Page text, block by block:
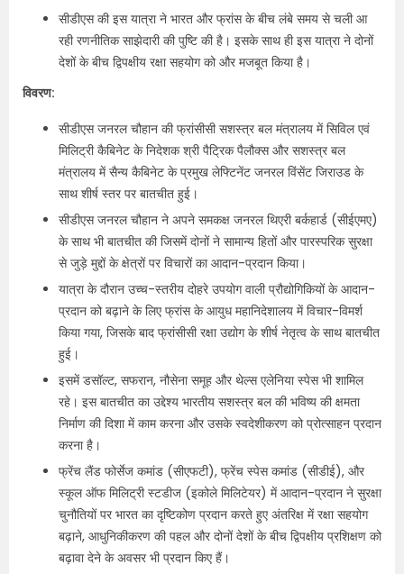
सीडीएस की इस यात्रा ने भारत और फ्रांस के बीच लंबे समय से चली आ
रही रणनीतिक साझेदारी की पुष्टि की है। इसके साथ ही इस यात्रा ने दोनों
देशों के बीच द्विपक्षीय रक्षा सहयोग को और मजबूत किया है।
विवरण:
सीडीएस जनरल चौहान की फ्रांसीसी सशस्त्र बल मंत्रालय में सिविल एवं
मिलिट्री कैबिनेट के निदेशक श्री पैट्रिक पैलौक्स और सशस्त्र बल
मंत्रालय में सैन्य कैबिनेट के प्रमुख लेफ्टिनेंट जनरल विंसेंट जिराउड के
साथ शीर्ष स्तर पर बातचीत हुई।
सीडीएस जनरल चौहान ने अपने समकक्ष जनरल थिएरी बर्कहार्ड (सीईएमए)
के साथ भी बातचीत की जिसमें दोनों ने सामान्य हितों और पारस्परिक सुरक्षा
से जुड़े मुद्दों के क्षेत्रों पर विचारों का आदान-प्रदान किया।
यात्रा के दौरान उच्च-स्तरीय दोहरे उपयोग वाली प्रौद्योगिकियों के आदान-
प्रदान को बढ़ाने के लिए फ्रांस के आयुध महानिदेशालय में विचार-विमर्श
किया गया, जिसके बाद फ्रांसीसी रक्षा उद्योग के शीर्ष नेतृत्व के साथ बातचीत
हुई।
इसमें डसॉल्ट, सफरान, नौसेना समूह और थेल्स एलेनिया स्पेस भी शामिल
रहे। इस बातचीत का उद्देश्य भारतीय सशस्त्र बल की भविष्य की क्षमता
निर्माण की दिशा में काम करना और उसके स्वदेशीकरण को प्रोत्साहन प्रदान
करना है।
फ्रेंच लैंड फोर्सेज कमांड (सीएफटी), फ्रेंच स्पेस कमांड (सीडीई), और
स्कूल ऑफ मिलिट्री स्टडीज (इकोले मिलिटेयर) में आदान-प्रदान ने सुरक्षा
चुनौतियों पर भारत का दृष्टिकोण प्रदान करते हुए अंतरिक्ष में रक्षा सहयोग
बढ़ाने, आधुनिकीकरण की पहल और दोनों देशों के बीच द्विपक्षीय प्रशिक्षण को
बढ़ावा देने के अवसर भी प्रदान किए हैं।